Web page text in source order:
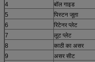
4
बॉल गाइड
5
पिस्टन जूता
6
रिटेनर प्लेट
7
लूट प्लेट
8
काठी का असर
9
असर सीट